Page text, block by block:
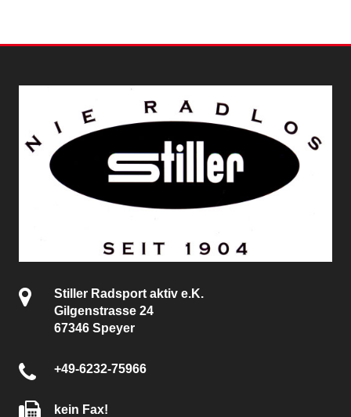
Stiller Radsport aktiv e.K.
Gilgenstrasse 24
67346 Speyer
+49-6232-75966
kein Fax!